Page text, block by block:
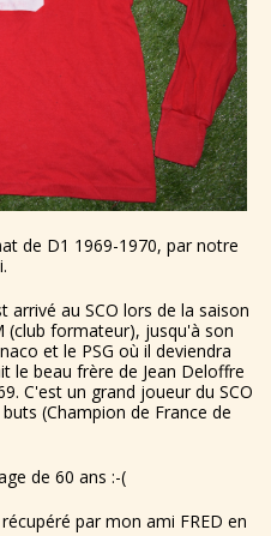
de D1 1969-1970, par notre
arrivé au SCO lors de la saison
(club formateur), jusqu'à son
et le PSG où il deviendra
le beau frère de Jean Deloffre
C'est un grand joueur du SCO
(Champion de France de
de 60 ans :-(
par mon ami FRED en